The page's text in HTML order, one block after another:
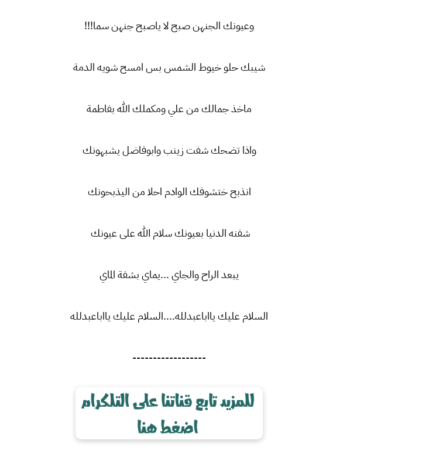
وعيونك الجنهن صبح لا ياصبح جنهن سما!!!
شيبك حلو خيوط الشمس بس امسح شويه الدمة
ماخذ جمالك من علي ومكملك الله بفاطمة
واذا تضحك شفت زينب وابوفاضل يشبهونك
انذبح ختشوفك الوادم احلا من اليذبحونك
شفنه الدنيا بعيونك سلام الله على عيونك
يبعد الراح والجاي ...يماي بشفة الماي
السلام عليك يااباعبدلله....السلام عليك يااباعبدلله
------------------